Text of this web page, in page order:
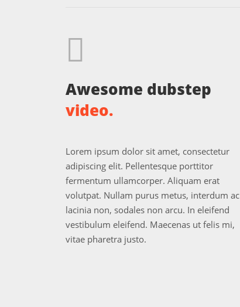
Awesome dubstep
video.
Lorem ipsum dolor sit amet, consectetur
adipiscing elit. Pellentesque porttitor
fermentum ullamcorper. Aliquam erat
volutpat. Nullam purus metus, interdum ac
lacinia non, sodales non arcu. In eleifend
vestibulum eleifend. Maecenas ut felis mi,
vitae pharetra justo.